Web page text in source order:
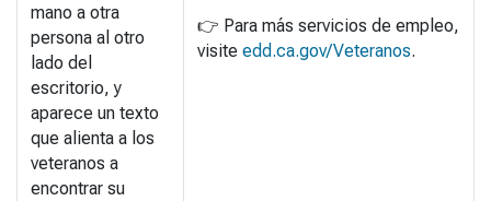
mano a otra
persona al otro
lado del
escritorio, y
aparece un texto
que alienta a los
veteranos a
encontrar su
👉 Para más servicios de empleo,
visite edd.ca.gov/Veteranos.